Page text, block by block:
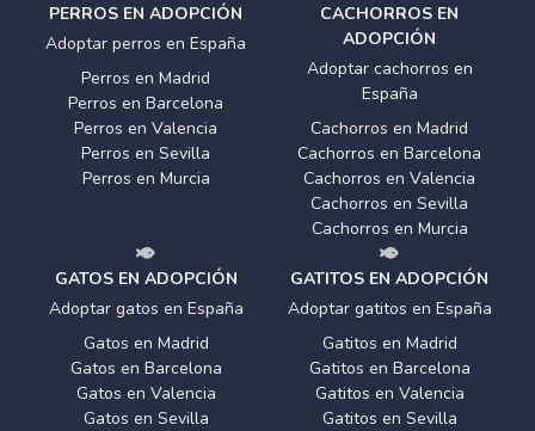
PERROS EN ADOPCIÓN
Adoptar perros en España
Perros en Madrid
Perros en Barcelona
Perros en Valencia
Perros en Sevilla
Perros en Murcia
CACHORROS EN
ADOPCIÓN
Adoptar cachorros en
España
Cachorros en Madrid
Cachorros en Barcelona
Cachorros en Valencia
Cachorros en Sevilla
Cachorros en Murcia
GATOS EN ADOPCIÓN
Adoptar gatos en España
Gatos en Madrid
Gatos en Barcelona
Gatos en Valencia
Gatos en Sevilla
GATITOS EN ADOPCIÓN
Adoptar gatitos en España
Gatitos en Madrid
Gatitos en Barcelona
Gatitos en Valencia
Gatitos en Sevilla